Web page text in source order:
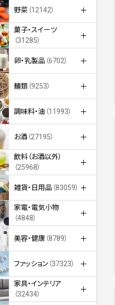
野菜 （12142）
菓子・スイーツ
（31285）
卵・乳製品 （6702）
麺類 （9253）
調味料・油 （11993）
お酒 （27195）
飲料（お酒以外）
（25968）
雑貨・日用品 （83059）
家電・電気小物
（4848）
美容・健康 （8789）
ファッション （37323）
家具・インテリア
（32434）